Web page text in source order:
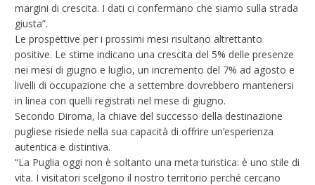
margini di crescita. I dati ci confermano che siamo sulla strada
giusta”.
Le prospettive per i prossimi mesi risultano altrettanto
positive. Le stime indicano una crescita del 5% delle presenze
nei mesi di giugno e luglio, un incremento del 7% ad agosto e
livelli di occupazione che a settembre dovrebbero mantenersi
in linea con quelli registrati nel mese di giugno.
Secondo Diroma, la chiave del successo della destinazione
pugliese risiede nella sua capacità di offrire un’esperienza
autentica e distintiva.
“La Puglia oggi non è soltanto una meta turistica: è uno stile di
vita. I visitatori scelgono il nostro territorio perché cercano